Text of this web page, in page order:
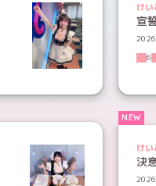
けい
宣
6
けい
決